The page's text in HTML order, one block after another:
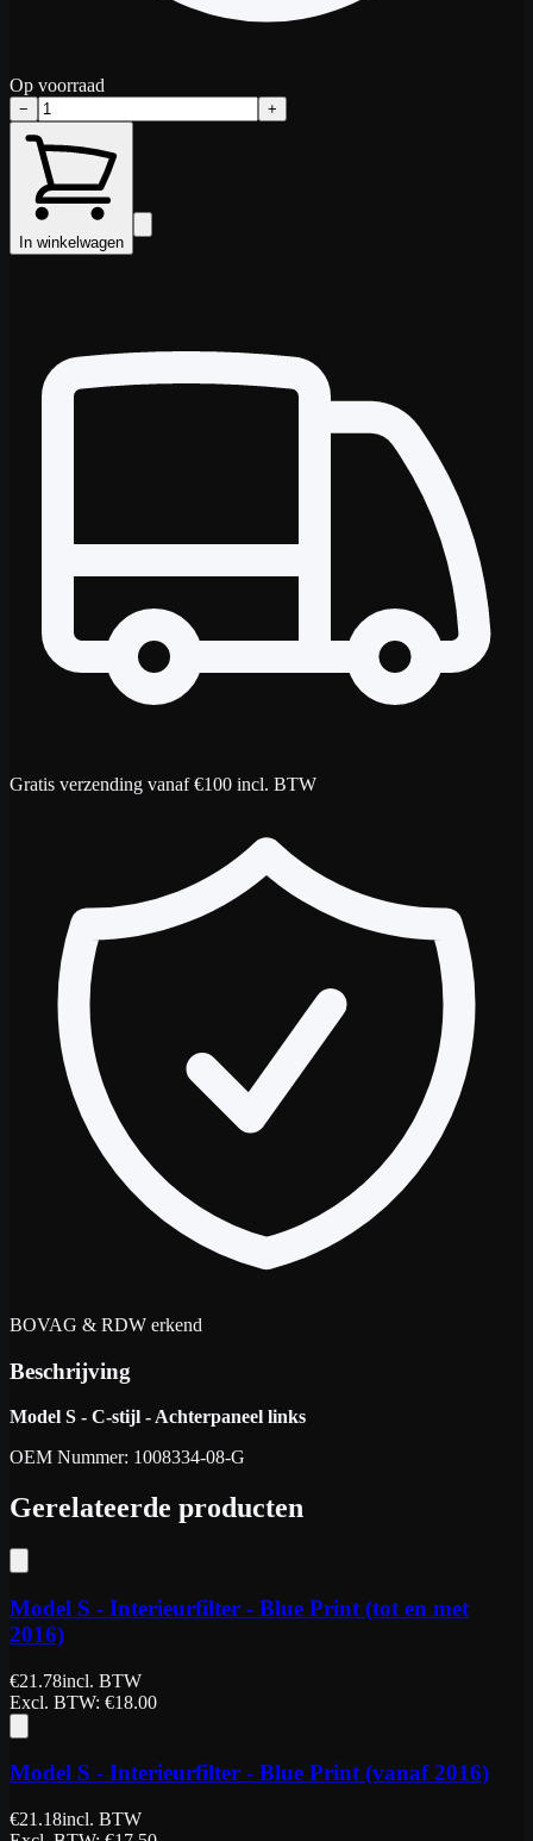
Op voorraad
− +
In winkelwagen
Gratis verzending vanaf €100 incl. BTW
BOVAG & RDW erkend
Beschrijving
Model S - C-stijl - Achterpaneel links
OEM Nummer: 1008334-08-G
Gerelateerde producten
Model S - Interieurfilter - Blue Print (tot en met
2016)
€21.78incl. BTW
Excl. BTW: €18.00
Model S - Interieurfilter - Blue Print (vanaf 2016)
€21.18incl. BTW